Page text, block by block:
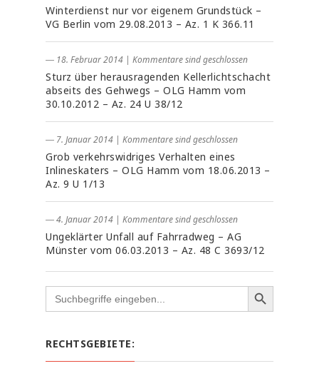
Winterdienst nur vor eigenem Grundstück –
VG Berlin vom 29.08.2013 – Az. 1 K 366.11
― 18. Februar 2014 | Kommentare sind geschlossen
Sturz über herausragenden Kellerlichtschacht
abseits des Gehwegs – OLG Hamm vom
30.10.2012 – Az. 24 U 38/12
― 7. Januar 2014 | Kommentare sind geschlossen
Grob verkehrswidriges Verhalten eines
Inlineskaters – OLG Hamm vom 18.06.2013 –
Az. 9 U 1/13
― 4. Januar 2014 | Kommentare sind geschlossen
Ungeklärter Unfall auf Fahrradweg – AG
Münster vom 06.03.2013 – Az. 48 C 3693/12
Search
for:
RECHTSGEBIETE: